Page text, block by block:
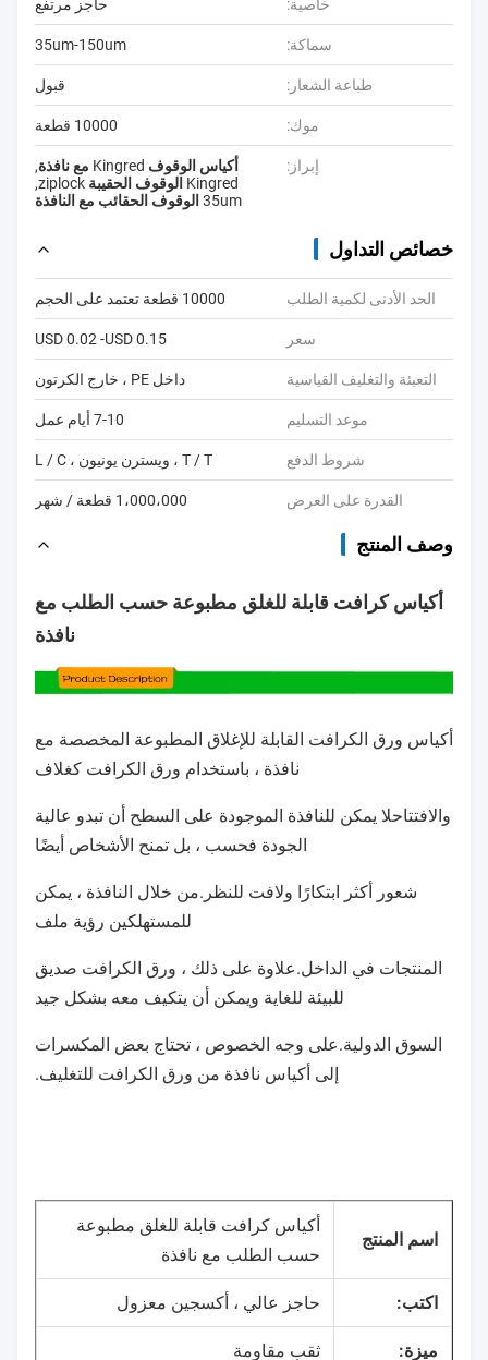
خاصية: حاجز مرتفع
سماكة: 35um-150um
طباعة الشعار: قبول
موك: 10000 قطعة
إبراز: أكياس الوقوف Kingred مع نافذة
,
Kingred الوقوف الحقيبة ziplock
,
35um الوقوف الحقائب مع النافذة
خصائص التداول
الحد الأدنى لكمية الطلب 10000 قطعة تعتمد على الحجم
سعر USD 0.02 -USD 0.15
التعبئة والتغليف القياسية داخل PE ، خارج الكرتون
موعد التسليم 7-10 أيام عمل
شروط الدفع T / T ، ويسترن يونيون ، L / C
القدرة على العرض 1،000،000 قطعة / شهر
وصف المنتج
أكياس كرافت قابلة للغلق مطبوعة حسب الطلب مع
نافذة
أكياس ورق الكرافت القابلة للإغلاق المطبوعة المخصصة مع
نافذة ، باستخدام ورق الكرافت كغلاف
والافتتاحلا يمكن للنافذة الموجودة على السطح أن تبدو عالية
الجودة فحسب ، بل تمنح الأشخاص أيضًا
شعور أكثر ابتكارًا ولافت للنظر.من خلال النافذة ، يمكن
للمستهلكين رؤية ملف
المنتجات في الداخل.علاوة على ذلك ، ورق الكرافت صديق
للبيئة للغاية ويمكن أن يتكيف معه بشكل جيد
السوق الدولية.على وجه الخصوص ، تحتاج بعض المكسرات
إلى أكياس نافذة من ورق الكرافت للتغليف.
اسم المنتج
أكياس كرافت قابلة للغلق مطبوعة
حسب الطلب مع نافذة
اكتب: حاجز عالي ، أكسجين معزول
ميزة: ثقب مقاومة